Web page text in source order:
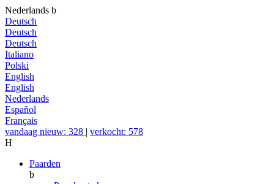
Nederlands b
Deutsch
Deutsch
Deutsch
Italiano
Polski
English
English
Nederlands
Español
Français
vandaag nieuw: 328 | verkocht: 578
H
Paarden
b